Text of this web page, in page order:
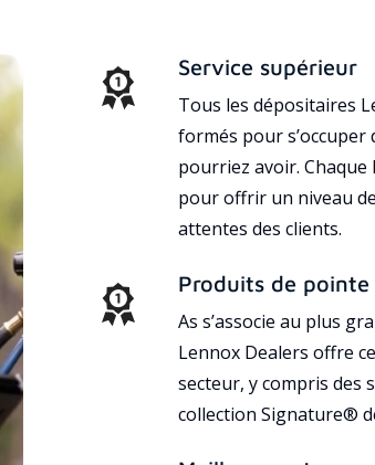
Service supérieur
Tous les dépositaires
formés pour
pourriez avoir.
pour offrir un niveau
attentes des clients.
Produits de pointe
As s’associe au plus
Lennox Dealers offre
secteur, y compris des
collection Signature®